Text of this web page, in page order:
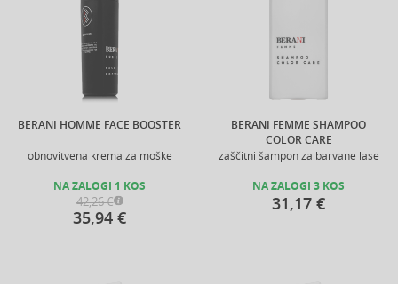
BERANI HOMME FACE BOOSTER
obnovitvena krema za moške
NA ZALOGI 1 KOS
42,26 €
35,94 €
BERANI FEMME SHAMPOO
COLOR CARE
zaščitni šampon za barvane lase
NA ZALOGI 3 KOS
31,17 €